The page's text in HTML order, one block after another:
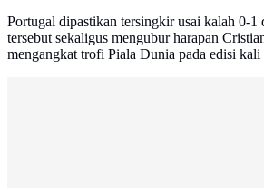
Portugal dipastikan tersingkir usai kalah 0-1
tersebut sekaligus mengubur harapan
mengangkat trofi Piala Dunia pada edisi kali